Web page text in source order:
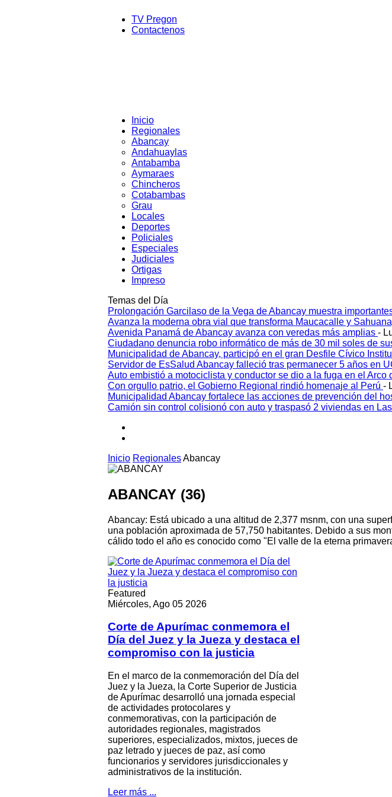
TV Pregon
Contactenos
Inicio
Regionales
Abancay
Andahuaylas
Antabamba
Aymaraes
Chincheros
Cotabambas
Grau
Locales
Deportes
Policiales
Especiales
Judiciales
Ortigas
Impreso
Temas del Día
Prolongación Garcilaso de la Vega de Abancay muestra
Avanza la moderna obra vial que transforma Maucacalle y
Avenida Panamá de Abancay avanza con veredas más amplias -
Ciudadano denuncia robo informático de más de 30 mil soles de
Municipalidad de Abancay, participó en el gran Desfile Cívico
Servidor de EsSalud Abancay falleció tras permanecer 5 años en
Auto embistió a motociclista y conductor se dio a la fuga en el Arco
Con orgullo patrio, el Gobierno Regional rindió homenaje al Perú -
Municipalidad Abancay fortalece las acciones de prevención del
Camión sin control colisionó con auto y traspasó 2 viviendas en
Inicio RegionalesAbancay
ABANCAY (36)
Abancay: Está ubicado a una altitud de 2,377 msnm, con una
una población aproximada de 57,750 habitantes. Debido a sus
cálido todo el año es conocido como "El valle de la eterna
Featured
Miércoles, Ago 05 2026
Corte de Apurímac conmemora el
Día del Juez y la Jueza y destaca el
compromiso con la justicia
En el marco de la conmemoración del Día del
Juez y la Jueza, la Corte Superior de Justicia
de Apurímac desarrolló una jornada especial
de actividades protocolares y
conmemorativas, con la participación de
autoridades regionales, magistrados
superiores, especializados, mixtos, jueces de
paz letrado y jueces de paz, así como
funcionarios y servidores jurisdiccionales y
administrativos de la institución.
Leer más ...